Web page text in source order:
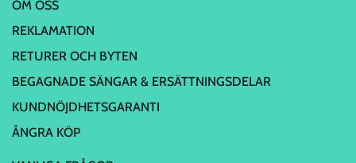
OM OSS
REKLAMATION
RETURER OCH BYTEN
BEGAGNADE SÄNGAR & ERSÄTTNINGSDELAR
KUNDNÖJDHETSGARANTI
ÅNGRA KÖP